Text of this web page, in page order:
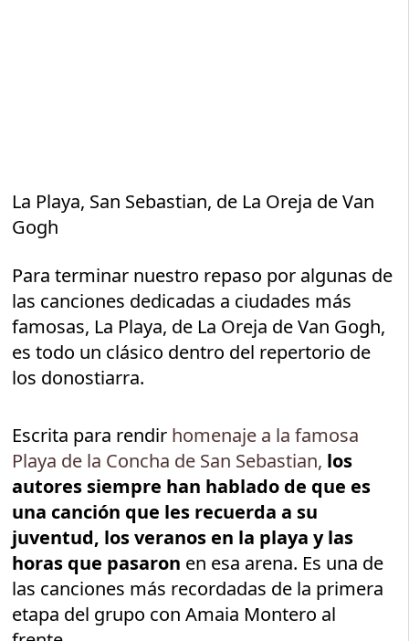
La Playa, San Sebastian, de La Oreja de Van
Gogh
Para terminar nuestro repaso por algunas de
las canciones dedicadas a ciudades más
famosas, La Playa, de La Oreja de Van Gogh,
es todo un clásico dentro del repertorio de
los donostiarra.
Escrita para rendir homenaje a la famosa
Playa de la Concha de San Sebastian, los
autores siempre han hablado de que es
una canción que les recuerda a su
juventud, los veranos en la playa y las
horas que pasaron en esa arena. Es una de
las canciones más recordadas de la primera
etapa del grupo con Amaia Montero al